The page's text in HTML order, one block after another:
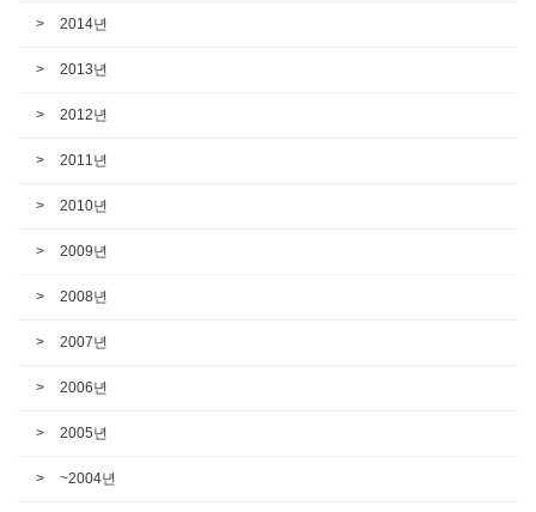
2014년
2013년
2012년
2011년
2010년
2009년
2008년
2007년
2006년
2005년
~2004년